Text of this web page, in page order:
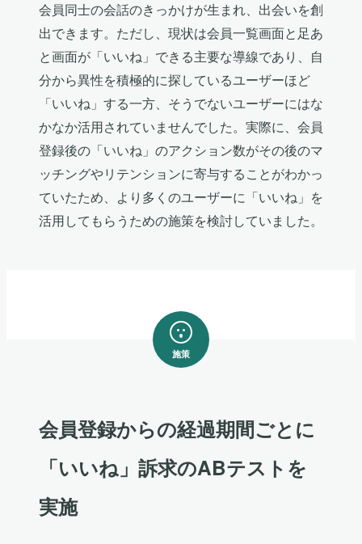
会員同士の会話のきっかけが生まれ、出会いを創
出できます。ただし、現状は会員一覧画面と足あ
と画面が「いいね」できる主要な導線であり、自
分から異性を積極的に探しているユーザーほど
「いいね」する一方、そうでないユーザーにはな
かなか活用されていませんでした。実際に、会員
登録後の「いいね」のアクション数がその後のマ
ッチングやリテンションに寄与することがわかっ
ていたため、より多くのユーザーに「いいね」を
活用してもらうための施策を検討していました。
施策
会員登録からの経過期間ごとに
「いいね」訴求のABテストを
実施